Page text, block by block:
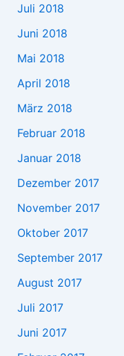
Juli 2018
Juni 2018
Mai 2018
April 2018
März 2018
Februar 2018
Januar 2018
Dezember 2017
November 2017
Oktober 2017
September 2017
August 2017
Juli 2017
Juni 2017